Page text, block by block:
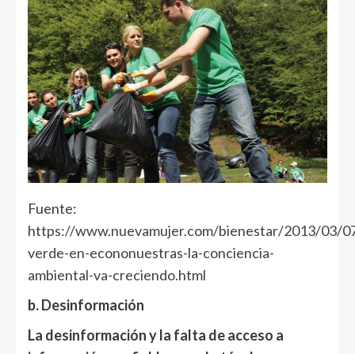
Fuente:
https://www.nuevamujer.com/bienestar/2013/03/
verde-en-econonuestras-la-conciencia-
ambiental-va-creciendo.html
b. Desinformación
La desinformación y la falta de acceso a